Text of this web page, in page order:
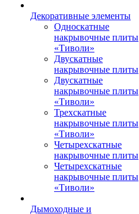
Декоративные элементы
Односкатные
накрывочные плиты
«Тиволи»
Двускатные
накрывочные плиты
Двускатные
накрывочные плиты
«Тиволи»
Трехскатные
накрывочные плиты
«Тиволи»
Четырехскатные
накрывочные плиты
Четырехскатные
накрывочные плиты
«Тиволи»
Дымоходные и